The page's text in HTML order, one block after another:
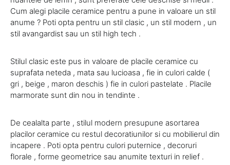
Cum alegi placile ceramice pentru a pune in valoare un stil
anume ? Poti opta pentru un stil clasic , un stil modern , un
stil avangardist sau un stil high tech .
Stilul clasic este pus in valoare de placile ceramice cu
suprafata neteda , mata sau lucioasa , fie in culori calde (
gri , beige , maron deschis ) fie in culori pastelate . Placile
marmorate sunt din nou in tendinte .
De cealalta parte , stilul modern presupune asortarea
placilor ceramice cu restul decoratiunilor si cu mobilierul din
incapere . Poti opta pentru culori puternice , decoruri
florale , forme geometrice sau anumite texturi in relief .